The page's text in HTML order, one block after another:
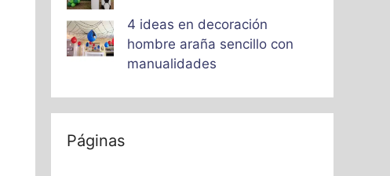
4 ideas en decoración
hombre araña sencillo con
manualidades
Páginas